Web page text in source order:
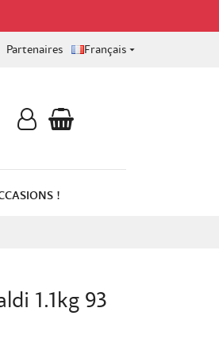
Partenaires Français
!
1.1kg 93